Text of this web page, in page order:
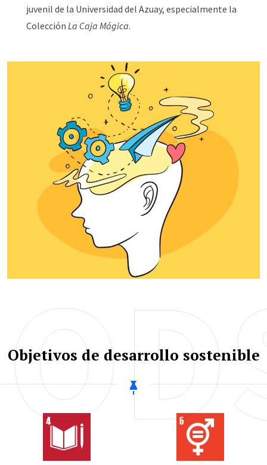
juvenil de la Universidad del Azuay, especialmente la
Colección La Caja Mágica.
Objetivos de desarrollo sostenible